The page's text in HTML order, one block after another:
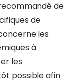
de
de
les
à
les
possible afin